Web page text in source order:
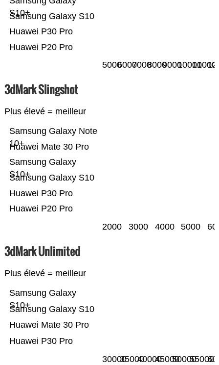
Huawei P20 Pro
Huawei P30 Pro
Samsung Galaxy S10
S10+
500060007000800090001000011000
3dMark Slingshot
Plus élevé = meilleur
Huawei P20 Pro
Huawei P30 Pro
Samsung Galaxy S10
Samsung Galaxy
S10+
Huawei Mate 30 Pro
Samsung Galaxy Note
10+
2000 3000 4000 5000
3dMark Unlimited
Plus élevé = meilleur
Huawei P30 Pro
Huawei Mate 30 Pro
Samsung Galaxy S10
Samsung Galaxy
S10+
300003500040000450005000055000